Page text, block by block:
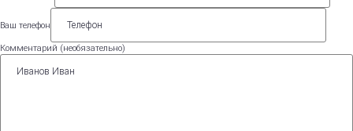
Ваш телефон
Комментарий (необязательно)